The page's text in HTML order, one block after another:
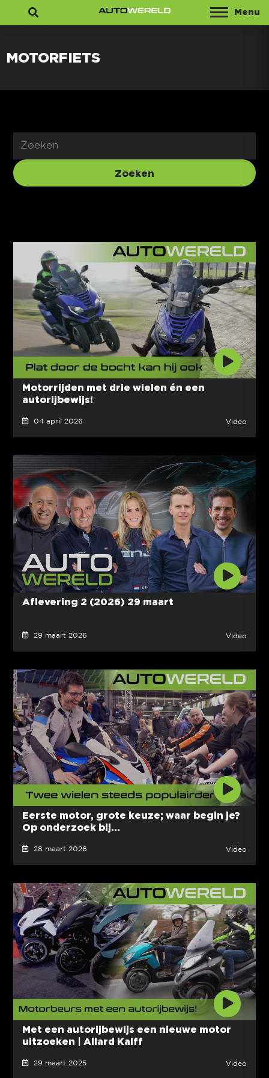
Menu
MOTORFIETS
Motorrijden met drie wielen én een
autorijbewijs!
04 april 2026 Video
Aflevering 2 (2026) 29 maart
29 maart 2026 Video
Eerste motor, grote keuze; waar begin je?
Op onderzoek bij...
28 maart 2026 Video
Met een autorijbewijs een nieuwe motor
uitzoeken | Allard Kalff
29 maart 2025 Video